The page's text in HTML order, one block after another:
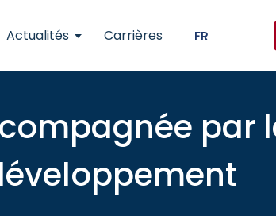
Actualités Carrières FR